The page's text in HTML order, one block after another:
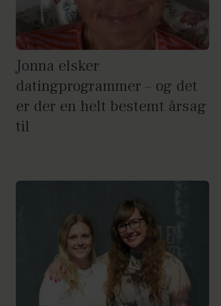
Jonna elsker
datingprogrammer – og det
er der en helt bestemt årsag
til